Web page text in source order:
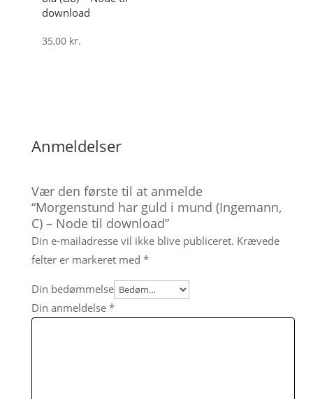
download
35,00 kr.
Anmeldelser
Vær den første til at anmelde
“Morgenstund har guld i mund (Ingemann,
C) – Node til download”
Din e-mailadresse vil ikke blive publiceret. Krævede
felter er markeret med *
Din bedømmelse
Din anmeldelse *